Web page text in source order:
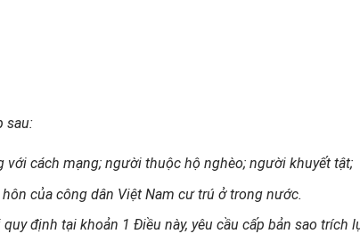
sau:
cách mạng; người thuộc hộ nghèo; người khuyết tật;
của công dân Việt Nam cư trú ở trong nước.
định tại khoản 1 Điều này, yêu cầu cấp bản sao trích